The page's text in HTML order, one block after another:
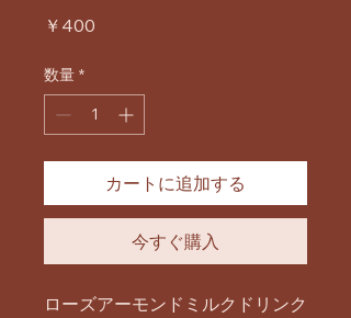
￥400
数量 *
カートに追加する
今すぐ購入
ローズアーモンドミルクドリンク